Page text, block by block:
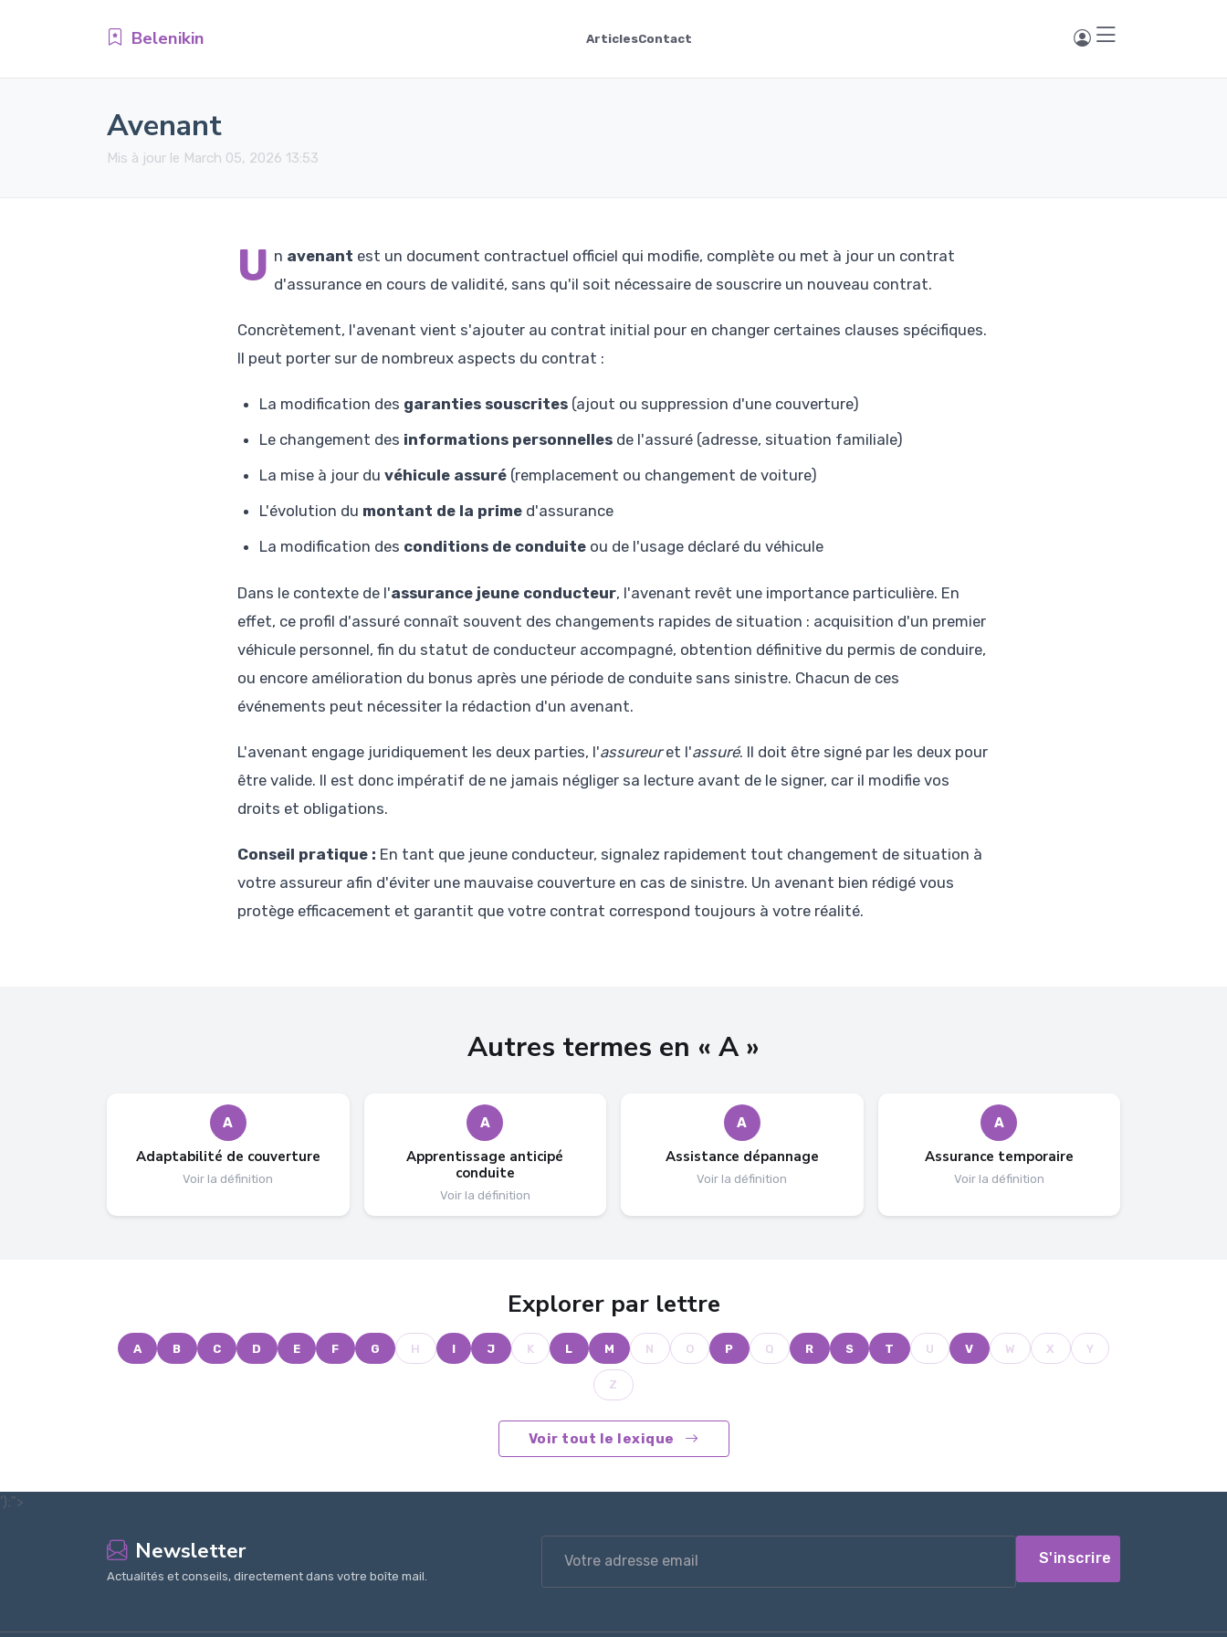
Belenikin ArticlesContact
Avenant
Mis à jour le March 05, 2026 13:53
U n avenant est un document contractuel officiel qui modifie, complète ou met à jour un contrat
d'assurance en cours de validité, sans qu'il soit nécessaire de souscrire un nouveau contrat.
Concrètement, l'avenant vient s'ajouter au contrat initial pour en changer certaines clauses spécifiques.
Il peut porter sur de nombreux aspects du contrat :
La modification des garanties souscrites(ajout ou suppression d'une couverture)
Le changement des informations personnellesde l'assuré (adresse, situation familiale)
La mise à jour du véhicule assuré(remplacement ou changement de voiture)
L'évolution du montant de la primed'assurance
La modification des conditions de conduiteou de l'usage déclaré du véhicule
Dans le contexte de l'assurance jeune conducteur, l'avenant revêt une importance particulière. En
effet, ce profil d'assuré connaît souvent des changements rapides de situation : acquisition d'un premier
véhicule personnel, fin du statut de conducteur accompagné, obtention définitive du permis de conduire,
ou encore amélioration du bonus après une période de conduite sans sinistre. Chacun de ces
événements peut nécessiter la rédaction d'un avenant.
L'avenant engage juridiquement les deux parties, l'assureuret l'assuré. Il doit être signé par les deux pour
être valide. Il est donc impératif de ne jamais négliger sa lecture avant de le signer, car il modifie vos
droits et obligations.
Conseil pratique : En tant que jeune conducteur, signalez rapidement tout changement de situation à
votre assureur afin d'éviter une mauvaise couverture en cas de sinistre. Un avenant bien rédigé vous
protège efficacement et garantit que votre contrat correspond toujours à votre réalité.
Autres termes en « A »
A
Adaptabilité de couverture
Voir la définition
A
Apprentissage anticipé
conduite
Voir la définition
A
Assistance dépannage
Voir la définition
A
Assurance temporaire
Voir la définition
Explorer par lettre
A B C D E F G H I J K L M N O P Q R S T U V W X Y
Z
Voir tout le lexique
');">
Newsletter
Actualités et conseils, directement dans votre boîte mail.
S'inscrire